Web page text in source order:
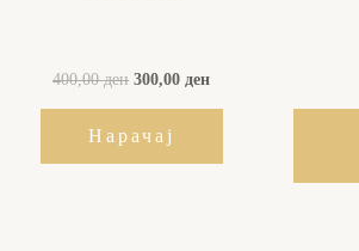
400,00ден
400,00 ден.
300,00ден
Нарачај